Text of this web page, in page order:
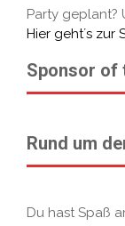
Party geplant?
Hier geht´s zur
Sponsor of
Rund um
Du hast Spaß